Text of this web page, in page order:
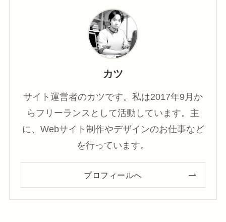
カツ
サイト運営者のカツです。私は2017年9月か
らフリーランスとして活動しています。主
に、Webサイト制作やデザインのお仕事など
を行っています。
プロフィールへ